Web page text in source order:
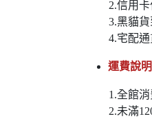
2.信用
3.黑貓
4.宅配
運費說明
1.全館
2.未滿